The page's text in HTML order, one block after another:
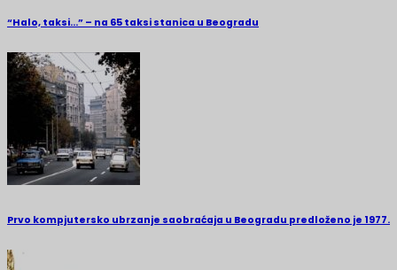
“Halo, taksi…” – na 65 taksi stanica u Beogradu
Prvo kompjutersko ubrzanje saobraćaja u Beogradu predloženo je 1977.